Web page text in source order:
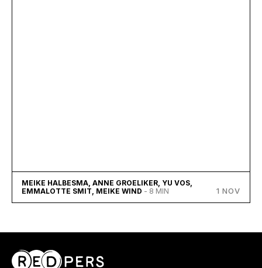
MEIKE HALBESMA, ANNE GROELIKER, YU VOS,
EMMALOTTE SMIT, MEIKE WIND - 8 MIN 1 NOV